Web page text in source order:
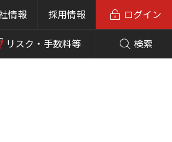
情報 採用情報
リスク・ 手数料等 検索
ログイン